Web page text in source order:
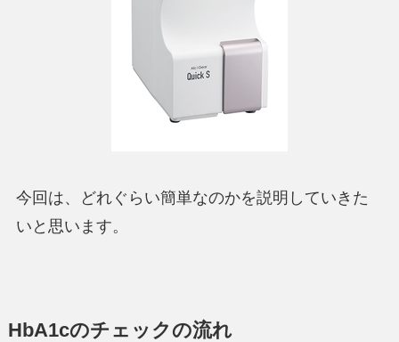
今回は、どれぐらい簡単なのかを説明していきた
いと思います。
HbA1cのチェックの流れ